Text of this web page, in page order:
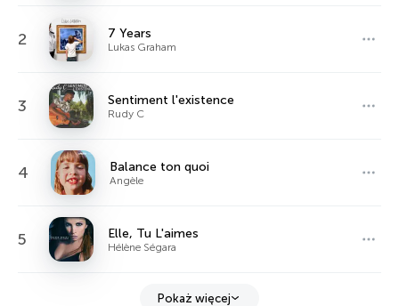
2 7 Years
Lukas Graham
3 Sentiment l'existence
Rudy C
4 Balance ton quoi
Angèle
5 Elle, Tu L'aimes
Hélène Ségara
Pokaż więcej